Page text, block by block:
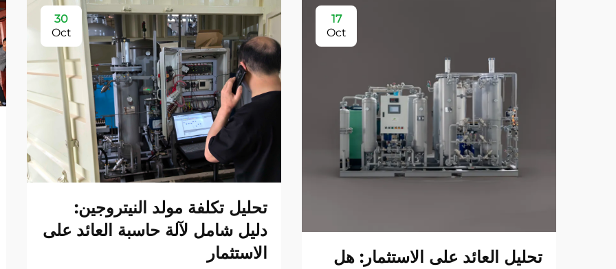
17
Oct
تحليل العائد على الاستثمار: هل
30
Oct
تحليل تكلفة مولد النيتروجين:
دليل شامل لآلة حاسبة العائد على
الاستثمار